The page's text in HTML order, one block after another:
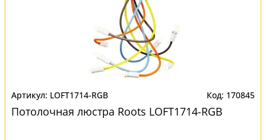
LOFT1714-RGB 170845
Потолочная люстра Roots LOFT1714-RGB